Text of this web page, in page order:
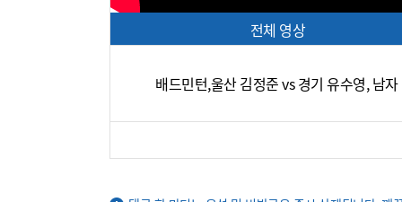
전체 영상
배드민턴,울산 김정준 vs 경기 유수영, 남